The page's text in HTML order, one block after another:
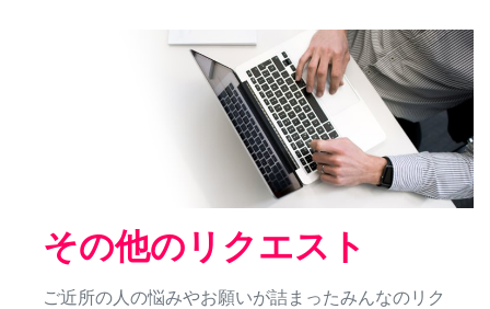
その他のリクエスト
ご近所の人の悩みやお願いが詰まったみんなのリク